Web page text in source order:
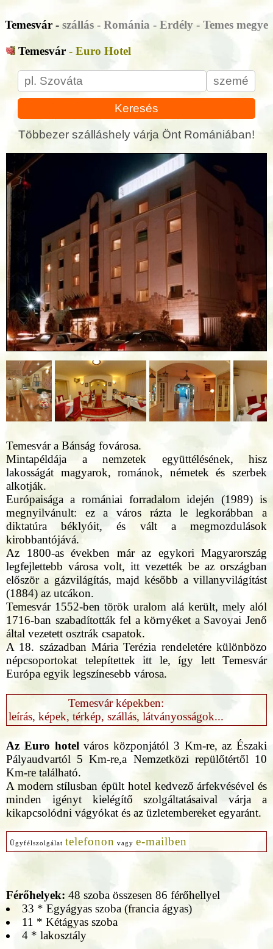
Temesvár - szállás - Románia - Erdély - Temes megye
Temesvár - Euro Hotel
Keresés
Többezer szálláshely várja Önt Romániában!
Temesvár a Bánság fovárosa.
Mintapéldája a nemzetek együttélésének, hisz
lakosságát magyarok, románok, németek és szerbek
alkotják.
Európaisága a romániai forradalom idején (1989) is
megnyilvánult: ez a város rázta le legkorábban a
diktatúra béklyóit, és vált a megmozdulások
kirobbantójává.
Az 1800-as években már az egykori Magyarország
legfejlettebb városa volt, itt vezették be az országban
először a gázvilágítás, majd később a villanyvilágítást
(1884) az utcákon.
Temesvár 1552-ben török uralom alá került, mely alól
1716-ban szabadították fel a környéket a Savoyai Jenő
által vezetett osztrák csapatok.
A 18. században Mária Terézia rendeletére különbözo
népcsoportokat telepítettek itt le, így lett Temesvár
Európa egyik legszínesebb városa.
Temesvár képekben:
leírás, képek, térkép, szállás, látványosságok...
Az Euro hotel város közponjától 3 Km-re, az Északi
Pályaudvartól 5 Km-re,a Nemzetközi repülőtértől 10
Km-re található.
A modern stílusban épült hotel kedvező árfekvésével és
minden igényt kielégítő szolgáltatásaival várja a
kikapcsolódni vágyókat és az üzletembereket egyaránt.
Ügyfélszolgálat telefonon vagy e-mailben
Férőhelyek: 48 szoba összesen 86 férőhellyel
33 * Egyágyas szoba (francia ágyas)
11 * Kétágyas szoba
4 * lakosztály